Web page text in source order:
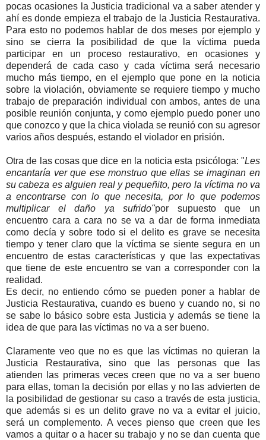
pocas ocasiones la Justicia tradicional va a saber atender y
ahí es donde empieza el trabajo de la Justicia Restaurativa.
Para esto no podemos hablar de dos meses por ejemplo y
sino se cierra la posibilidad de que la víctima pueda
participar en un proceso restaurativo, en ocasiones y
dependerá de cada caso y cada víctima será necesario
mucho más tiempo, en el ejemplo que pone en la noticia
sobre la violación, obviamente se requiere tiempo y mucho
trabajo de preparación individual con ambos, antes de una
posible reunión conjunta, y como ejemplo puedo poner uno
que conozco y que la chica violada se reunió con su agresor
varios años después, estando el violador en prisión.
Otra de las cosas que dice en la noticia esta psicóloga: "Les
encantaría ver que ese monstruo que ellas se imaginan en
su cabeza es alguien real y pequeñito, pero la víctima no va
a encontrarse con lo que necesita, por lo que podemos
multiplicar el daño ya sufrido"por supuesto que un
encuentro cara a cara no se va a dar de forma inmediata
como decía y sobre todo si el delito es grave se necesita
tiempo y tener claro que la víctima se siente segura en un
encuentro de estas características y que las expectativas
que tiene de este encuentro se van a corresponder con la
realidad.
Es decir, no entiendo cómo se pueden poner a hablar de
Justicia Restaurativa, cuando es bueno y cuando no, si no
se sabe lo básico sobre esta Justicia y además se tiene la
idea de que para las víctimas no va a ser bueno.
Claramente veo que no es que las víctimas no quieran la
Justicia Restaurativa, sino que las personas que las
atienden las primeras veces creen que no va a ser bueno
para ellas, toman la decisión por ellas y no las advierten de
la posibilidad de gestionar su caso a través de esta justicia,
que además si es un delito grave no va a evitar el juicio,
será un complemento. A veces pienso que creen que les
vamos a quitar o a hacer su trabajo y no se dan cuenta que